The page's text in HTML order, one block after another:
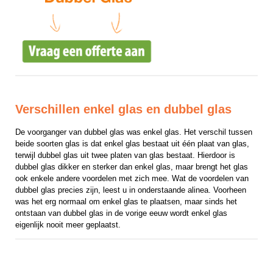
Verschillen enkel glas en dubbel glas
De voorganger van dubbel glas was enkel glas. Het verschil tussen
beide soorten glas is dat enkel glas bestaat uit één plaat van glas,
terwijl dubbel glas uit twee platen van glas bestaat. Hierdoor is
dubbel glas dikker en sterker dan enkel glas, maar brengt het glas
ook enkele andere voordelen met zich mee. Wat de voordelen van
dubbel glas precies zijn, leest u in onderstaande alinea. Voorheen
was het erg normaal om enkel glas te plaatsen, maar sinds het
ontstaan van dubbel glas in de vorige eeuw wordt enkel glas
eigenlijk nooit meer geplaatst.